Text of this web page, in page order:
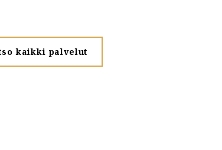
kaikki palvelut